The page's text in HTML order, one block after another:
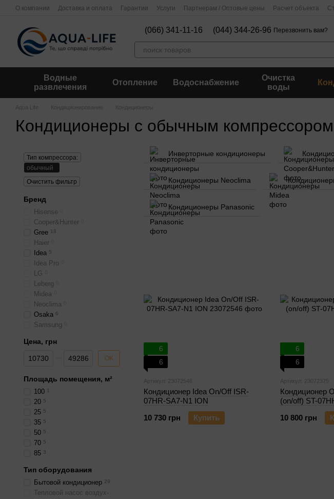
Перейти к основному контенту
О компании Доставка и оплата Гарантии Услуги Партнерам / Оптовые цены Расчет объекта
(066) 341-11-16 (044) 344-26-96 Перезвонить вам?
Водные
развлечения
Отопление Водоснабжение
Очистка
воды
Aqua Life Кондиционирование Кондиционеры
Кондиционеры с обычным компрессором
Инверторные кондиционеры
Кондиционеры Neoclima
Кондиционеры Panasonic
6
6
Артикул: 23072546
Кондиционер Idea On/Off ISR-
07HR-SA7-N1 ION
10 730 грн
Купить
6
6
Артикул: 23072375
Кондиционер
(on/off) ST-
10 800 грн
Тип компрессора:
обычный
Очистить фильтр
Бренд
Hisense
Cooper&Hunter
Gree 18
Haier
Idea 5
Idea Pro
LG
Leberg
Midea
Neoclima
Osaka 6
Samsung
Цена, грн
От Цена, грн
До Цена, грн OK
Площадь помещения, м²
100 1
20 5
25 5
35 5
50 5
70 5
85 3
Тип оборудования
Бытовой кондиционер 29
Тепловой насос воздух-